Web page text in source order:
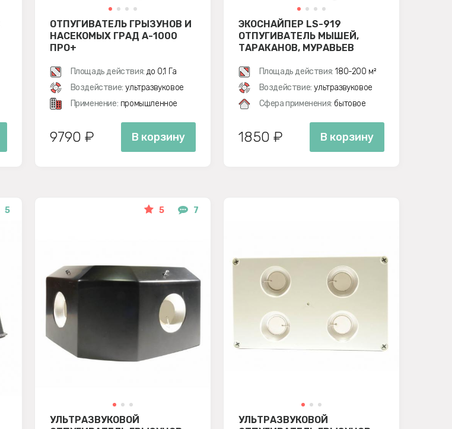
ОТПУГИВАТЕЛЬ ГРЫЗУНОВ И
НАСЕКОМЫХ ГРАД А-1000
ПРО+
Площадь действия: до 0,1 Га
Воздействие: ультразвуковое
Применение: промышленное
9790 ₽ В корзину
ЭКОСНАЙПЕР LS-919
ОТПУГИВАТЕЛЬ МЫШЕЙ,
ТАРАКАНОВ, МУРАВЬЕВ
Площадь действия: 180-200 м²
Воздействие: ультразвуковое
Сфера применения: бытовое
1850 ₽ В корзину
5 5 7
УЛЬТРАЗВУКОВОЙ
УЛЬТРАЗВУКОВОЙ